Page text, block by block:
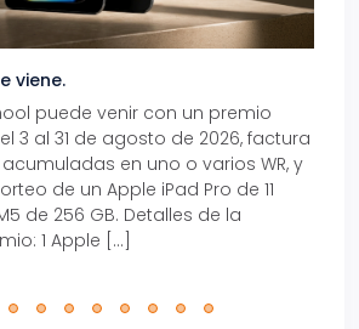
viene.
puede venir con un premio
3 al 31 de agosto de 2026, factura
en uno o varios WR, y
de un Apple iPad Pro de 11
de 256 GB. Detalles de la
1 Apple […]